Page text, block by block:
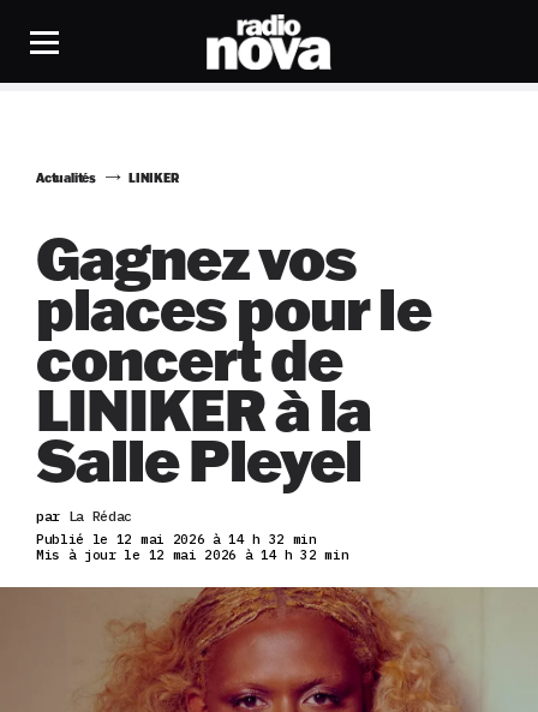
Actualités LINIKER
Gagnez vos
places pour le
concert de
LINIKER à la
Salle Pleyel
par La Rédac
Publié le 12 mai 2026 à 14 h 32 min
Mis à jour le 12 mai 2026 à 14 h 32 min